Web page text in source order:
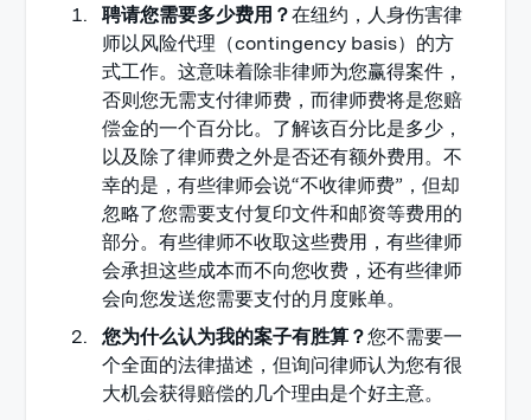
聘请您需要多少费用？在纽约，人身伤害律
师以风险代理（contingency basis）的方
式工作。这意味着除非律师为您赢得案件，
否则您无需支付律师费，而律师费将是您赔
偿金的一个百分比。了解该百分比是多少，
以及除了律师费之外是否还有额外费用。不
幸的是，有些律师会说“不收律师费”，但却
忽略了您需要支付复印文件和邮资等费用的
部分。有些律师不收取这些费用，有些律师
会承担这些成本而不向您收费，还有些律师
会向您发送您需要支付的月度账单。
您为什么认为我的案子有胜算？您不需要一
个全面的法律描述，但询问律师认为您有很
大机会获得赔偿的几个理由是个好主意。